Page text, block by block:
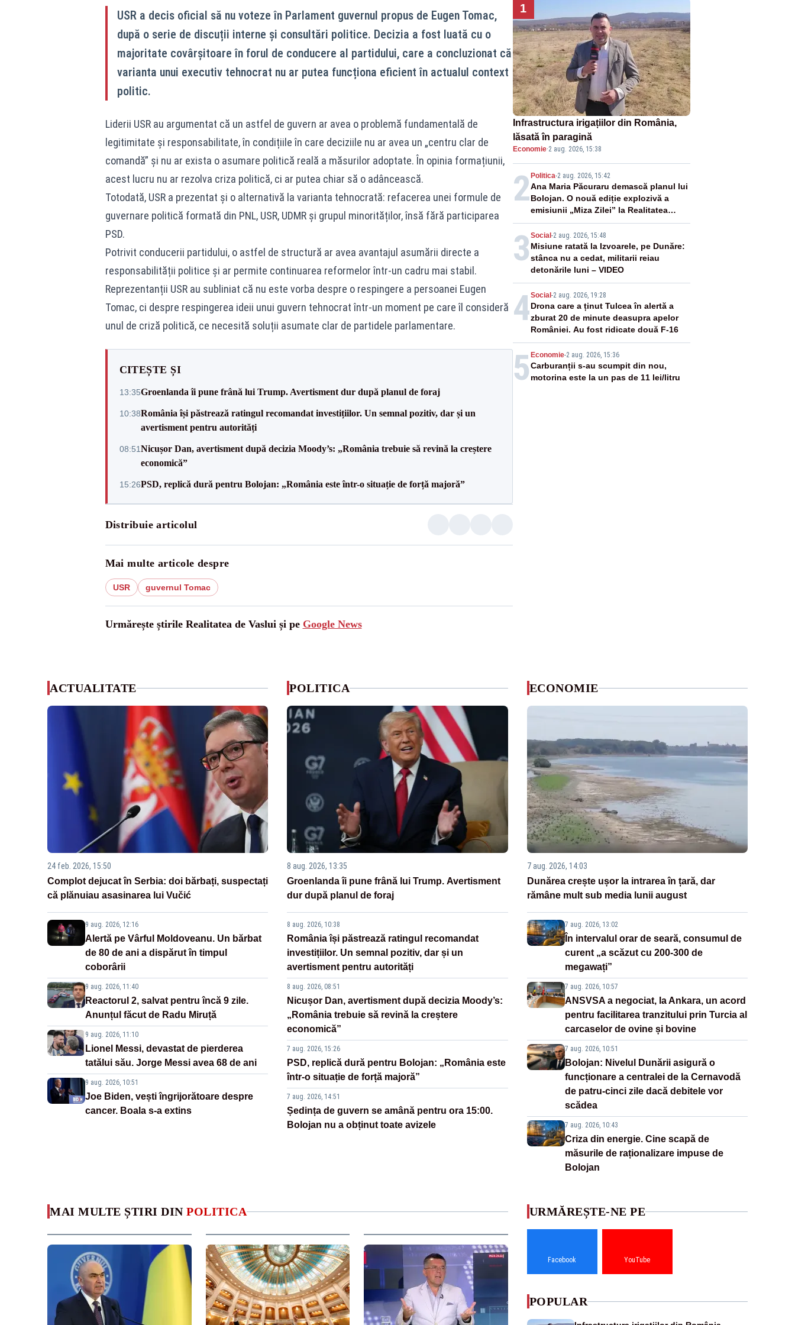
USR a decis oficial să nu voteze în Parlament guvernul propus de Eugen Tomac,
după o serie de discuții interne și consultări politice. Decizia a fost luată cu o
majoritate covârșitoare în forul de conducere al partidului, care a concluzionat că
varianta unui executiv tehnocrat nu ar putea funcționa eficient în actualul context
politic.
Liderii USR au argumentat că un astfel de guvern ar avea o problemă fundamentală de
legitimitate și responsabilitate, în condițiile în care deciziile nu ar avea un „centru clar de
comandă” și nu ar exista o asumare politică reală a măsurilor adoptate. În opinia formațiunii,
acest lucru nu ar rezolva criza politică, ci ar putea chiar să o adâncească.
Totodată, USR a prezentat și o alternativă la varianta tehnocrată: refacerea unei formule de
guvernare politică formată din PNL, USR, UDMR și grupul minorităților, însă fără participarea
PSD.
Potrivit conducerii partidului, o astfel de structură ar avea avantajul asumării directe a
responsabilității politice și ar permite continuarea reformelor într-un cadru mai stabil.
Reprezentanții USR au subliniat că nu este vorba despre o respingere a persoanei Eugen
Tomac, ci despre respingerea ideii unui guvern tehnocrat într-un moment pe care îl consideră
unul de criză politică, ce necesită soluții asumate clar de partidele parlamentare.
CITEȘTE ȘI
13:35Groenlanda îi pune frână lui Trump. Avertisment dur după planul de foraj
10:38România își păstrează ratingul recomandat investițiilor. Un semnal pozitiv, dar și un
avertisment pentru autorități
08:51Nicușor Dan, avertisment după decizia Moody’s: „România trebuie să revină la creștere
economică”
15:26PSD, replică dură pentru Bolojan: „România este într-o situație de forță majoră”
Distribuie articolul
Mai multe articole despre
USR guvernul Tomac
Urmărește știrile Realitatea de Vaslui și pe Google News
1
Infrastructura irigațiilor din România,
lăsată în paragină
Economie·2 aug. 2026, 15:38
2 Politica-2 aug. 2026, 15:42
Ana Maria Păcuraru demască planul lui
Bolojan. O nouă ediție explozivă a
emisiunii „Miza Zilei” la Realitatea
PLUS
3 Social -2 aug. 2026, 15:48
Misiune ratată la Izvoarele, pe Dunăre:
stânca nu a cedat, militarii reiau
detonările luni – VIDEO
4Social -2 aug. 2026, 19:28
Drona care a ținut Tulcea în alertă a
zburat 20 de minute deasupra apelor
României. Au fost ridicate două F-16
5 Economie-2 aug. 2026, 15:36
Carburanții s-au scumpit din nou,
motorina este la un pas de 11 lei/litru
ACTUALITATE
24 feb. 2026, 15:50
Complot dejucat în Serbia: doi bărbați, suspectați
că plănuiau asasinarea lui Vučić
9 aug. 2026, 12:16
Alertă pe Vârful Moldoveanu. Un bărbat
de 80 de ani a dispărut în timpul
coborârii
9 aug. 2026, 11:40
Reactorul 2, salvat pentru încă 9 zile.
Anunțul făcut de Radu Miruță
9 aug. 2026, 11:10
Lionel Messi, devastat de pierderea
tatălui său. Jorge Messi avea 68 de ani
9 aug. 2026, 10:51
Joe Biden, vești îngrijorătoare despre
cancer. Boala s-a extins
POLITICA
8 aug. 2026, 13:35
Groenlanda îi pune frână lui Trump. Avertisment
dur după planul de foraj
8 aug. 2026, 10:38
România își păstrează ratingul recomandat
investițiilor. Un semnal pozitiv, dar și un
avertisment pentru autorități
8 aug. 2026, 08:51
Nicușor Dan, avertisment după decizia Moody’s:
„România trebuie să revină la creștere
economică”
7 aug. 2026, 15:26
PSD, replică dură pentru Bolojan: „România este
într-o situație de forță majoră”
7 aug. 2026, 14:51
Ședința de guvern se amână pentru ora 15:00.
Bolojan nu a obținut toate avizele
ECONOMIE
7 aug. 2026, 14:03
Dunărea crește ușor la intrarea în țară, dar
rămâne mult sub media lunii august
7 aug. 2026, 13:02
În intervalul orar de seară, consumul de
curent „a scăzut cu 200-300 de
megawați”
7 aug. 2026, 10:57
ANSVSA a negociat, la Ankara, un acord
pentru facilitarea tranzitului prin Turcia al
carcaselor de ovine și bovine
7 aug. 2026, 10:51
Bolojan: Nivelul Dunării asigură o
funcționare a centralei de la Cernavodă
de patru-cinci zile dacă debitele vor
scădea
7 aug. 2026, 10:43
Criza din energie. Cine scapă de
măsurile de raționalizare impuse de
Bolojan
MAI MULTE ȘTIRI DIN POLITICA URMĂREȘTE-NE PE
Facebook YouTube
POPULAR